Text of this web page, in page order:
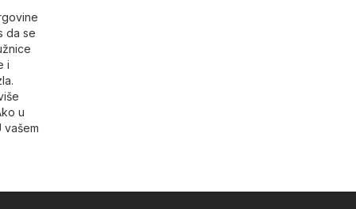
da se
i
u
vašem